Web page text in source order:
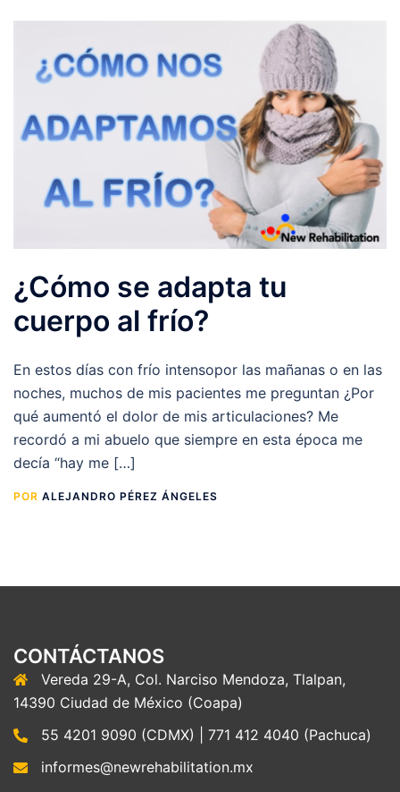
¿Cómo se adapta tu
cuerpo al frío?
En estos días con frío intensopor las mañanas o en las
noches, muchos de mis pacientes me preguntan ¿Por
qué aumentó el dolor de mis articulaciones? Me
recordó a mi abuelo que siempre en esta época me
decía “hay me […]
POR ALEJANDRO PÉREZ ÁNGELES
CONTÁCTANOS
Vereda 29-A, Col. Narciso Mendoza, Tlalpan,
14390 Ciudad de México (Coapa)
55 4201 9090 (CDMX) | 771 412 4040 (Pachuca)
informes@newrehabilitation.mx